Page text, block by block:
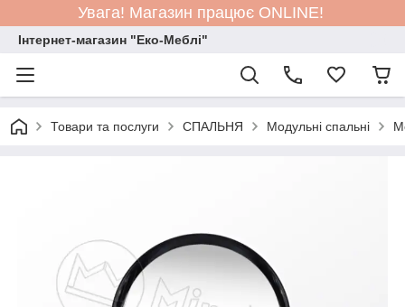
Увага! Магазин працює ONLINE!
Інтернет-магазин "Еко-Меблі"
Товари та послуги СПАЛЬНЯ Модульні спальні